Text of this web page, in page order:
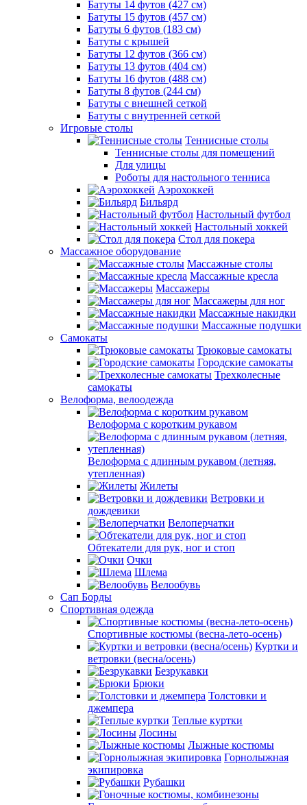
Батуты 14 футов (427 см)
Батуты 15 футов (457 см)
Батуты 6 футов (183 см)
Батуты с крышей
Батуты 12 футов (366 см)
Батуты 13 футов (404 см)
Батуты 16 футов (488 см)
Батуты 8 футов (244 см)
Батуты с внешней сеткой
Батуты с внутренней сеткой
Игровые столы
Теннисные столы
Теннисные столы для помещений
Для улицы
Роботы для настольного тенниса
Аэрохоккей
Бильярд
Настольный футбол
Настольный хоккей
Стол для покера
Массажное оборудование
Массажные столы
Массажные кресла
Массажеры
Массажеры для ног
Массажные накидки
Массажные подушки
Самокаты
Трюковые самокаты
Городские самокаты
Трехколесные
самокаты
Велоформа, велоодежда
Велоформа с коротким рукавом
Велоформа с длинным рукавом (летняя,
утепленная)
Жилеты
Ветровки и
дождевики
Велоперчатки
Обтекатели для рук, ног и стоп
Очки
Шлема
Велообувь
Сап Борды
Спортивная одежда
Спортивные костюмы (весна-лето-осень)
Куртки и
ветровки (весна/осень)
Безрукавки
Брюки
Толстовки и
джемпера
Теплые куртки
Лосины
Лыжные костюмы
Горнолыжная
экипировка
Рубашки